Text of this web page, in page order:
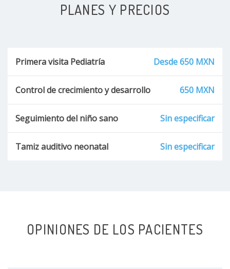
PLANES Y PRECIOS
Primera visita Pediatría Desde 650 MXN
Control de crecimiento y desarrollo 650 MXN
Seguimiento del niño sano Sin especificar
Tamiz auditivo neonatal Sin especificar
OPINIONES DE LOS PACIENTES